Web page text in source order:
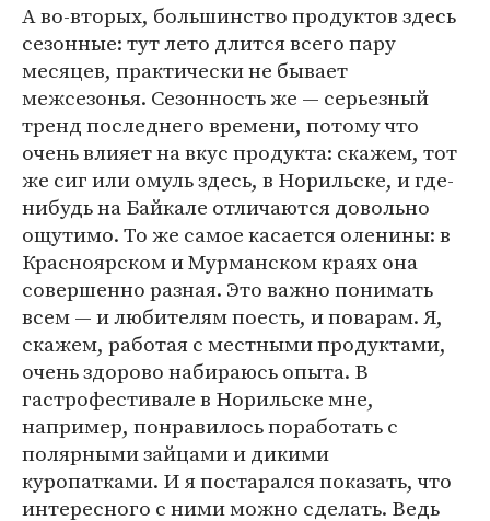
А во-вторых, большинство продуктов здесь
сезонные: тут лето длится всего пару
месяцев, практически не бывает
межсезонья. Сезонность же — серьезный
тренд последнего времени, потому что
очень влияет на вкус продукта: скажем, тот
же сиг или омуль здесь, в Норильске, и где-
нибудь на Байкале отличаются довольно
ощутимо. То же самое касается оленины: в
Красноярском и Мурманском краях она
совершенно разная. Это важно понимать
всем — и любителям поесть, и поварам. Я,
скажем, работая с местными продуктами,
очень здорово набираюсь опыта. В
гастрофестивале в Норильске мне,
например, понравилось поработать с
полярными зайцами и дикими
куропатками. И я постарался показать, что
интересного с ними можно сделать. Ведь